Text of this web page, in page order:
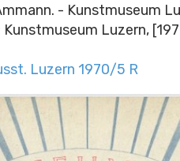
- Kunstmuseum
Luzern,
Luzern 1970/5 R